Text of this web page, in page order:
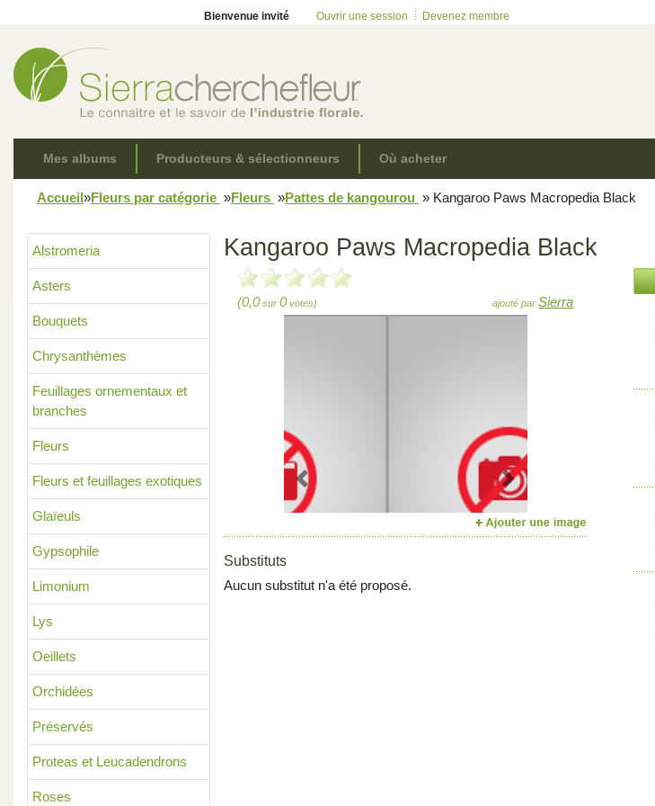
Bienvenue invité Ouvrir une session Devenez membre
Mes albums Producteurs & sélectionneurs Où acheter
Accueil»Fleurs par catégorie »Fleurs »Pattes de kangourou » Kangaroo Paws Macropedia Black
Alstromeria
Asters
Bouquets
Chrysanthèmes
Feuillages ornementaux et
branches
Fleurs
Fleurs et feuillages exotiques
Glaïeuls
Gypsophile
Limonium
Lys
Oeillets
Orchidées
Préservés
Proteas et Leucadendrons
Roses
Kangaroo Paws Macropedia Black
(0,0sur 0votes) ajouté parSierra
Previous Next
Substituts
Aucun substitut n'a été proposé.